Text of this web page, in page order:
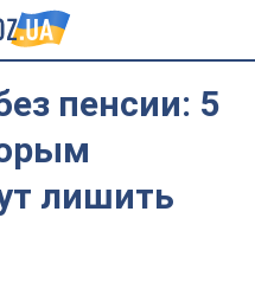
пенсии: 5
лишить